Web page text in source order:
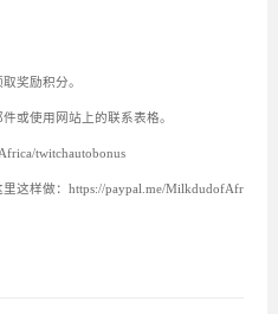
奖励积分。
或使用网站上的联系表格。
twitchautobonus
这样做：https://paypal.me/MilkdudofAfr